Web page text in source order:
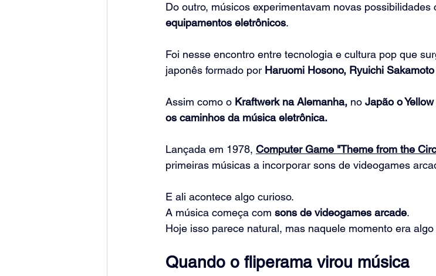
Do outro, músicos experimentavam novas possibilidades
equipamentos eletrônicos.
Foi nesse encontro entre tecnologia e cultura pop que
japonês formado por Haruomi Hosono, Ryuichi
Assim como o Kraftwerk na Alemanha, no Japão o
os caminhos da música eletrônica.
Lançada em 1978, Computer Game "Theme from the
primeiras músicas a incorporar sons de videogames
E ali acontece algo curioso.
A música começa com sons de videogames arcade.
Hoje isso parece natural, mas naquele momento era
Quando o fliperama virou música